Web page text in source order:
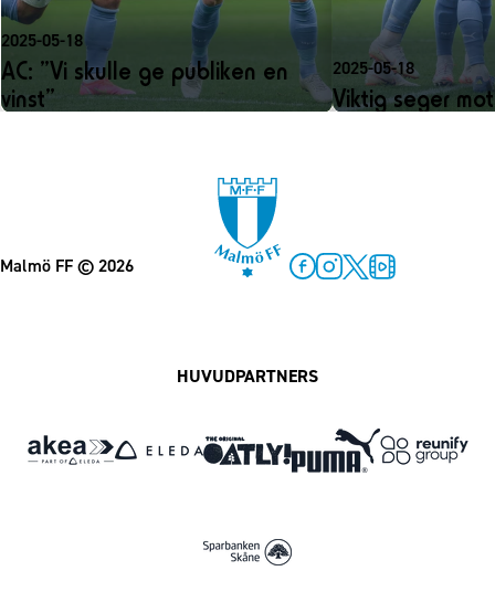
2025-05-18
AC: ”Vi skulle ge publiken en
vinst”
2025-05-18
Viktig seger
Malmö FF© 2026
HUVUDPARTNERS